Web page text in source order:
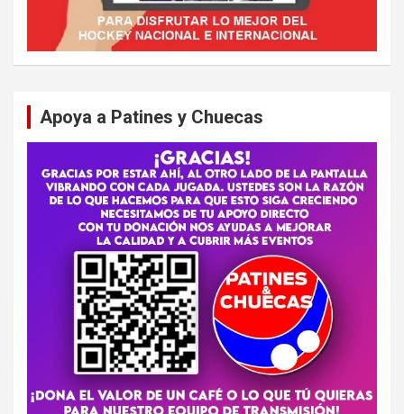
Apoya a Patines y Chuecas